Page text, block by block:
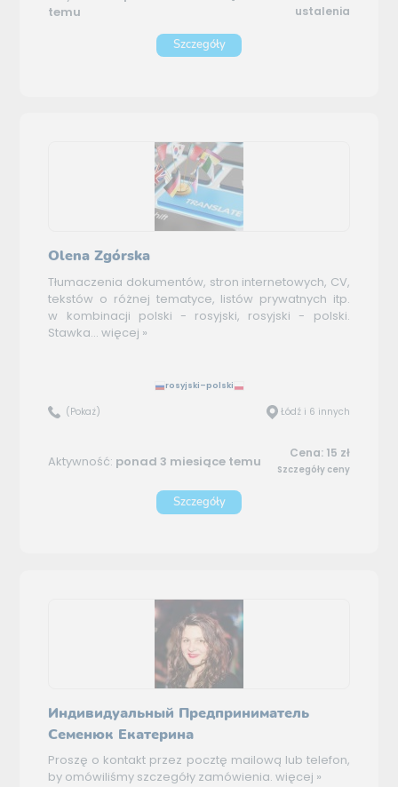
temu
ustalenia
Szczegóły
Olena Zgórska
Tłumaczenia dokumentów, stron internetowych, CV,
tekstów o różnej tematyce, listów prywatnych itp.
w kombinacji polski - rosyjski, rosyjski - polski.
Stawka... więcej »
rosyjski–polski
(Pokaż) Łódź i 6 innych
Aktywność: ponad 3 miesiące temu Cena: 15 zł
Szczegóły ceny
Szczegóły
Индивидуальный Предприниматель
Семенюк Екатерина
Proszę o kontakt przez pocztę mailową lub telefon,
by omówiliśmy szczegóły zamówienia. więcej »